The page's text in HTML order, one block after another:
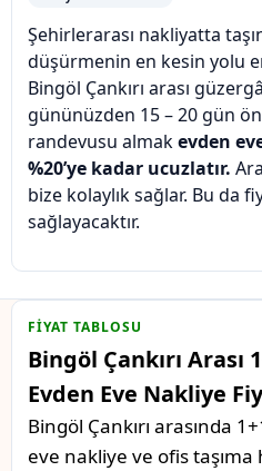
Şehirlerarası nakliyatta
düşürmenin en kesin yolu
Bingöl Çankırı arası
gününüzden 15 – 20 gün
randevusu almakevden
%20’ye kadar ucuzlatır.
bize kolaylık sağlar. Bu da
sağlayacaktır.
FIYAT TABLOSU
Bingöl Çankırı Arası
Evden Eve Nakliye
Bingöl Çankırı arasında
eve nakliye ve ofis